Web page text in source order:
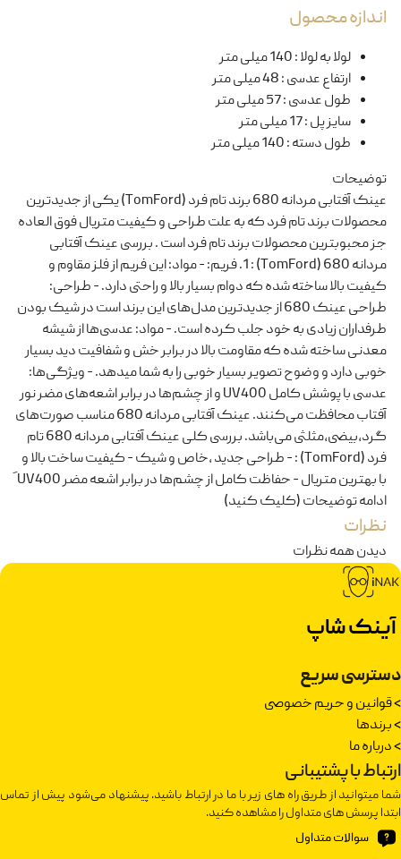
اندازه محصول
لولا به لولا:140 میلی متر
ارتفاع عدسی:48 میلی متر
طول عدسی:57 میلی متر
سایز پل:17 میلی متر
طول دسته:140 میلی متر
توضیحات
عینک‌ آفتابی مردانه 680 برند تام فرد (TomFord) یکی از جدیدترین
محصولات برند تام فرد که به علت طراحی و کیفیت متریال فوق العاده
جز محبوبترین محصولات برند تام فرد است . بررسی عینک‌ آفتابی
مردانه 680 (TomFord) : 1. فریم: - مواد: این فریم‌ از فلز مقاوم و
کیفیت بالا ساخته شده که دوام بسیار بالا و راحتی دارد. - طراحی:
طراحی‌ عینک 680 از جدیدترین مدل‌های این برند است در شیک بودن
طرفداران زیادی به خود جلب کرده است. - مواد: عدسی‌ها از شیشه
معدنی ساخته شده که مقاومت بالا در برابر خش و شفافیت دید بسیار
خوبی دارد و وضوح تصویر بسیار خوبی را به شما میدهد. - ویژگی‌ها:
عدسی‌ با پوشش کامل UV400 و از چشم‌ها در برابر اشعه‌های مضر نور
آفتاب محافظت می‌کنند. عینک آفتابی مردانه 680 مناسب صورت‌های
گرد،بیضی،مثلثی می‌باشد. بررسی کلی عینک‌ آفتابی مردانه 680 تام
فرد (TomFord) : - طراحی جدید ،خاص و شیک - کیفیت ساخت بالا و
با بهترین متریال - حفاظت کامل از چشم‌ها در برابر اشعه مضر UV400 َ
ادامه توضیحات (کلیک کنید)
نظرات
دیدن همه نظرات
آینک شاپ
دسترسی سریع
>قوانین و حریم خصوصی
>برندها
>درباره ما
ارتباط با پشتیبانی
شما میتوانید از طریق راه های زیر با ما در ارتباط باشید. پیشنهاد می‌شود پیش از تماس
ابتدا پرسش های متداول را مشاهده کنید.
سوالات متداول